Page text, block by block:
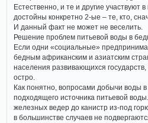
Естественно, и те и другие
достойны конкретно 2-ые – те, кто,
И данный факт не может не веселить.
Решение проблем питьевой воды в
Если одни «социальные»
бедным африканским и азиатским
населения развивающихся
остро.
Как понятно, вопросами добычи воды
подходящего источника питьевой
железных ведер до канистр из-под
в большинстве случаев не